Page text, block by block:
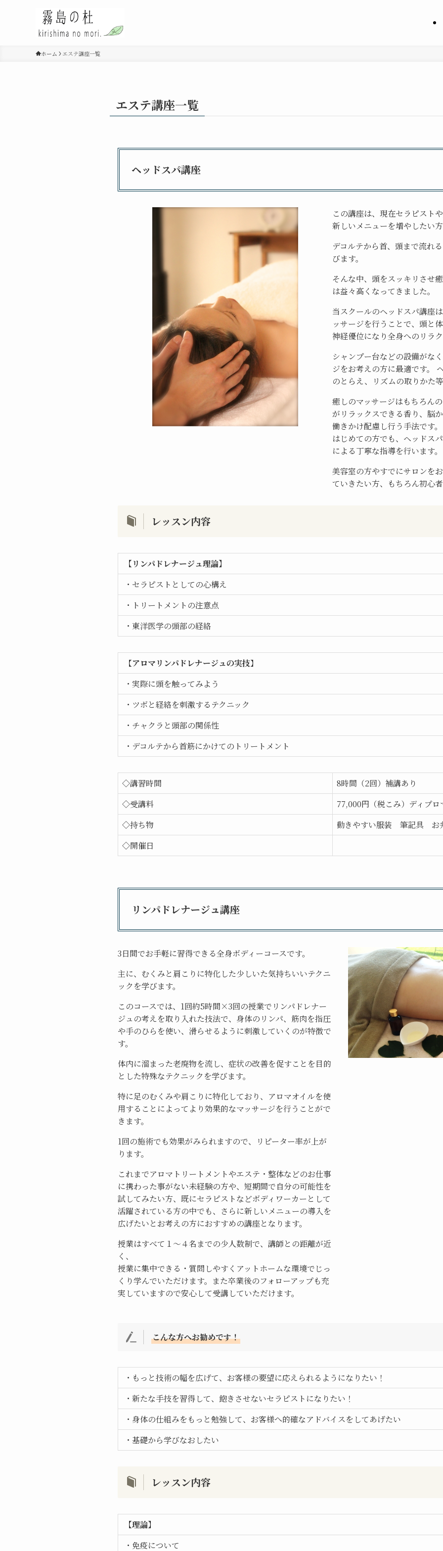
ホーム エステ講座一覧
エステ講座一覧
ヘッドスパ講座
この講座は、現在セラピスト
新しいメニューを増やしたい
デコルテから首、頭まで流れ
びます。
そんな中、頭をスッキリさせ
は益々高くなってきました。
当スクールのヘッドスパ講座
ッサージを行うことで、頭と
神経優位になり全身へのリラ
シャンプー台などの設備がな
ジをお考えの方に最適です。
のとらえ、リズムの取りかた等
癒しのマッサージはもちろん
がリラックスできる香り、脳
働きかけ配慮し行う手法です。
はじめての方でも、ヘッドス
による丁寧な指導を行います。
美容室の方やすでにサロンを
ていきたい方、もちろん初心
レッスン内容
【リンパドレナージュ理論】
・セラピストとしての心構え
・トリートメントの注意点
・東洋医学の頭部の経絡
【アロマリンパドレナージュの実技】
・実際に頭を触ってみよう
・ツボと経絡を刺激するテクニック
・チャクラと頭部の関係性
・デコルテから首筋にかけてのトリートメント
◇講習時間
8時間（2回）補講あり
◇受講料
77,000円（税こみ）ディプロ
◇持ち物
動きやすい服装 筆記具 お
◇開催日
リンパドレナージュ講座
3日間でお手軽に習得できる全身ボディーコースです。
主に、むくみと肩こりに特化した少しいた気持ちいいテクニ
ックを学びます。
このコースでは、1回約5時間×3回の授業でリンパドレナー
ジュの考えを取り入れた技法で、身体のリンパ、筋肉を指圧
や手のひらを使い、滑らせるように刺激していくのが特徴で
す。
体内に溜まった老廃物を流し、症状の改善を促すことを目的
とした特殊なテクニックを学びます。
特に足のむくみや肩こりに特化しており、アロマオイルを使
用することによってより効果的なマッサージを行うことがで
きます。
1回の施術でも効果がみられますので、リピーター率が上が
ります。
これまでアロマトリートメントやエステ・整体などのお仕事
に携わった事がない未経験の方や、短期間で自分の可能性を
試してみたい方、既にセラピストなどボディワーカーとして
活躍されている方の中でも、さらに新しいメニューの導入を
広げたいとお考えの方におすすめの講座となります。
授業はすべて１～４名までの少人数制で、講師との距離が近
く、
授業に集中できる・質問しやすくアットホームな環境でじっ
くり学んでいただけます。また卒業後のフォローアップも充
実していますので安心して受講していただけます。
こんな方へお勧めです！
・もっと技術の幅を広げて、お客様の要望に応えられるようになりたい！
・新たな手技を習得して、飽きさせないセラピストになりたい！
・身体の仕組みをもっと勉強して、お客様へ的確なアドバイスをしてあげたい
・基礎から学びなおしたい
レッスン内容
【理論】
・免疫について